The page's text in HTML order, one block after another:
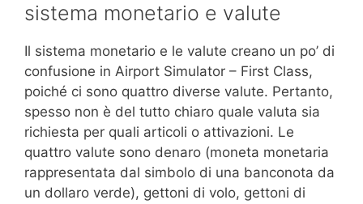
sistema monetario e valute
Il sistema monetario e le valute creano un po’ di
confusione in Airport Simulator – First Class,
poiché ci sono quattro diverse valute. Pertanto,
spesso non è del tutto chiaro quale valuta sia
richiesta per quali articoli o attivazioni. Le
quattro valute sono denaro (moneta monetaria
rappresentata dal simbolo di una banconota da
un dollaro verde), gettoni di volo, gettoni di